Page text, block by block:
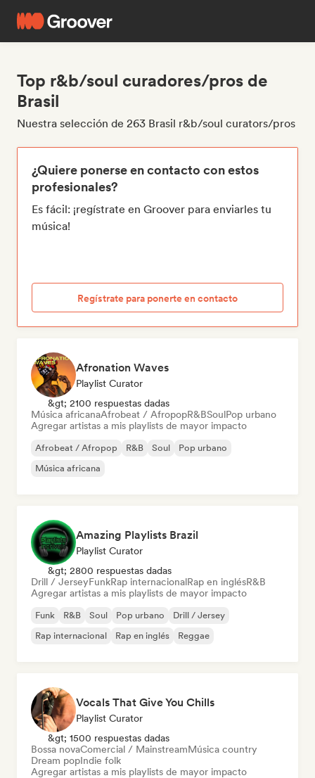
Top r&b/soul curadores/pros de
Brasil
Nuestra selección de 263 Brasil r&b/soul curators/pros
¿Quiere ponerse en contacto con estos
profesionales?
Es fácil: ¡regístrate en Groover para enviarles tu
música!
Regístrate para ponerte en contacto
Afronation Waves
Playlist Curator
&gt; 2100 respuestas dadas
Música africanaAfrobeat / AfropopR&BSoulPop urbano
Agregar artistas a mis playlists de mayor impacto
Afrobeat / Afropop R&B Soul
Pop urbano
Música africana
Amazing Playlists Brazil
Playlist Curator
&gt; 2800 respuestas dadas
Drill / JerseyFunkRap internacionalRap en inglésR&B
Agregar artistas a mis playlists de mayor impacto
Funk R&B Soul Pop urbano
Drill / Jersey
Rap internacional
Rap en inglés Reggae
Vocals That Give You Chills
Playlist Curator
&gt; 1500 respuestas dadas
Bossa novaComercial / MainstreamMúsica country
Dream popIndie folk
Agregar artistas a mis playlists de mayor impacto